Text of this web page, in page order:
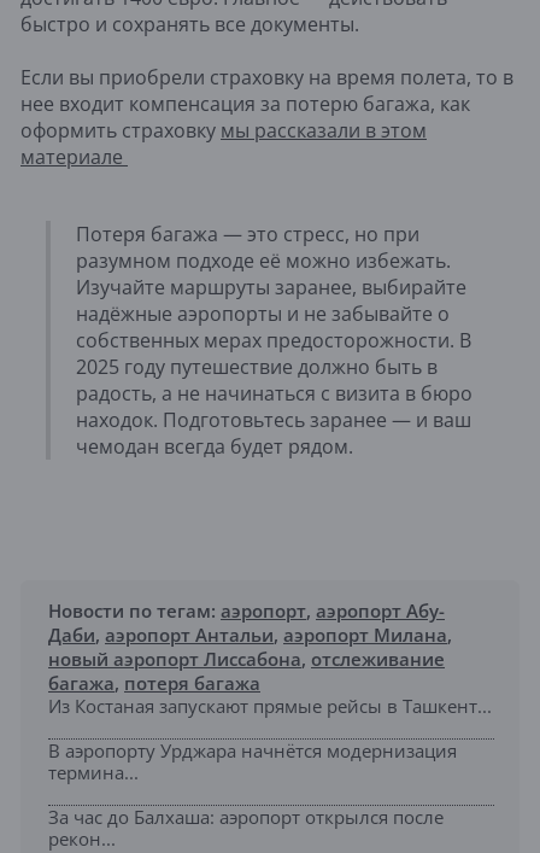
быстро и сохранять все документы.
Если вы приобрели страховку на время полета, то в
нее входит компенсация за потерю багажа, как
оформить страховку мы рассказали в этом
материале
Потеря багажа — это стресс, но при
разумном подходе её можно избежать.
Изучайте маршруты заранее, выбирайте
надёжные аэропорты и не забывайте о
собственных мерах предосторожности. В
2025 году путешествие должно быть в
радость, а не начинаться с визита в бюро
находок. Подготовьтесь заранее — и ваш
чемодан всегда будет рядом.
Новости по тегам: аэропорт, аэропорт Абу-
Даби, аэропорт Антальи, аэропорт Милана,
новый аэропорт Лиссабона, отслеживание
багажа, потеря багажа
Из Костаная запускают прямые рейсы в Ташкент...
В аэропорту Урджара начнётся модернизация
термина...
За час до Балхаша: аэропорт открылся после
рекон...